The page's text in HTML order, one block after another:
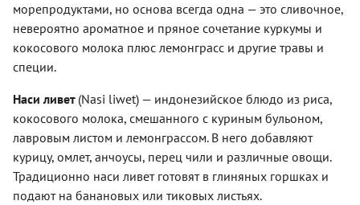
морепродуктами, но основа всегда одна — это сливочное,
невероятно ароматное и пряное сочетание куркумы и
кокосового молока плюс лемонграсс и другие травы и
специи.
Наси ливет (Nasi liwet) — индонезийское блюдо из риса,
кокосового молока, смешанного с куриным бульоном,
лавровым листом и лемонграссом. В него добавляют
курицу, омлет, анчоусы, перец чили и различные овощи.
Традиционно наси ливет готовят в глиняных горшках и
подают на банановых или тиковых листьях.